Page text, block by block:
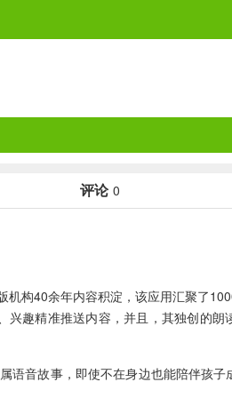
评论 0
构40余年内容积淀，该应用汇聚了
趣精准推送内容，并且，其独创的朗
语音故事，即使不在身边也能陪伴孩